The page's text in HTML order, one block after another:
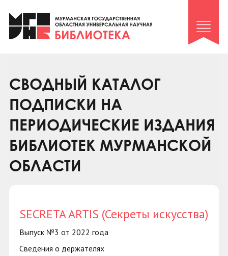
Клуб «Гиря и сельдерей»
Клуб «Семейный архив»
Коллегам
Контакты
СВОДНЫЙ КАТАЛОГ
ПОДПИСКИ НА
ПЕРИОДИЧЕСКИЕ ИЗДАНИЯ
БИБЛИОТЕК МУРМАНСКОЙ
ОБЛАСТИ
SECRETA ARTIS (Секреты искусства)
Выпуск №3 от 2022 года
Сведения о держателях